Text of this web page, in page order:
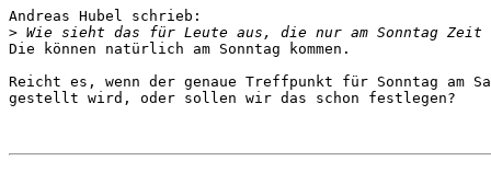
Andreas Hubel schrieb:
>
Die können natürlich am Sonntag kommen.
Reicht es, wenn der genaue Treffpunkt für Sonntag am
gestellt wird, oder sollen wir das schon festlegen?